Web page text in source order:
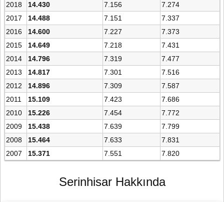
2018
14.430 7.156
7.274
2017
14.488 7.151
7.337
2016
14.600 7.227
7.373
2015
14.649 7.218
7.431
2014
14.796 7.319
7.477
2013
14.817 7.301
7.516
2012
14.896 7.309
7.587
2011
15.109 7.423
7.686
2010
15.226 7.454
7.772
2009
15.438 7.639
7.799
2008
15.464 7.633
7.831
2007
15.371 7.551 7.820
Serinhisar Hakkında